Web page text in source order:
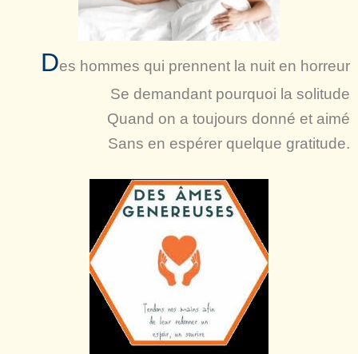
Des hommes qui prennent la nuit en horreur
Se demandant pourquoi la solitude
Quand on a toujours donné et aimé
Sans en espérer quelque gratitude.